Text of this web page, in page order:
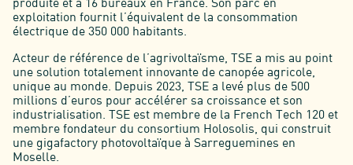
exploitation fournit l’équivalent de la consommation
électrique de 350 000 habitants.
Acteur de référence de l’agrivoltaïsme, TSE a mis au point
une solution totalement innovante de canopée agricole,
unique au monde. Depuis 2023, TSE a levé plus de 500
millions d’euros pour accélérer sa croissance et son
industrialisation. TSE est membre de la French Tech 120 et
membre fondateur du consortium Holosolis, qui construit
une gigafactory photovoltaïque à Sarreguemines en
Moselle.